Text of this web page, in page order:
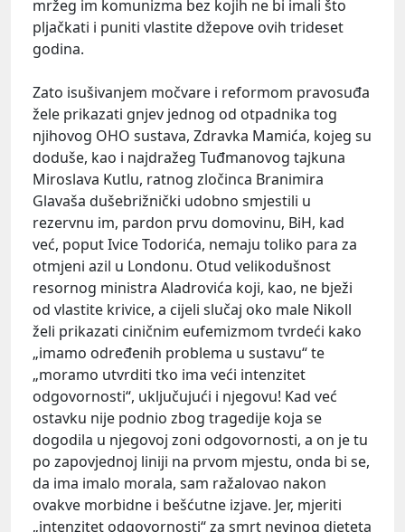
mržeg im komunizma bez kojih ne bi imali što
pljačkati i puniti vlastite džepove ovih trideset
godina.
Zato isušivanjem močvare i reformom pravosuđa
žele prikazati gnjev jednog od otpadnika tog
njihovog OHO sustava, Zdravka Mamića, kojeg su
doduše, kao i najdražeg Tuđmanovog tajkuna
Miroslava Kutlu, ratnog zločinca Branimira
Glavaša dušebrižnički udobno smjestili u
rezervnu im, pardon prvu domovinu, BiH, kad
već, poput Ivice Todorića, nemaju toliko para za
otmjeni azil u Londonu. Otud velikodušnost
resornog ministra Aladrovića koji, kao, ne bježi
od vlastite krivice, a cijeli slučaj oko male Nikoll
želi prikazati ciničnim eufemizmom tvrdeći kako
„imamo određenih problema u sustavu“ te
„moramo utvrditi tko ima veći intenzitet
odgovornosti“, uključujući i njegovu! Kad već
ostavku nije podnio zbog tragedije koja se
dogodila u njegovoj zoni odgovornosti, a on je tu
po zapovjednoj liniji na prvom mjestu, onda bi se,
da ima imalo morala, sam ražalovao nakon
ovakve morbidne i bešćutne izjave. Jer, mjeriti
„intenzitet odgovornosti“ za smrt nevinog djeteta